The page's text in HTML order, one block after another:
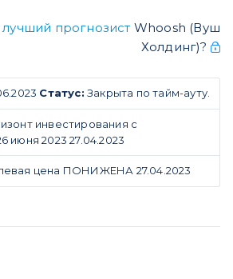
лучший прогнозист Whoosh (Вуш
Холдинг)?
Статус: Закрыта по тайм-ауту.
инвестирования с
июня 2023 27.04.2023
цена ПОНИЖЕНА 27.04.2023